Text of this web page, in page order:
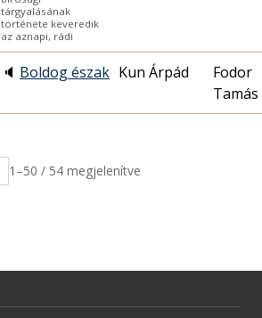
tárgyalásának
története keveredik
az aznapi, rádi
🔈 Boldog észak Kun Árpád
Fodor
Tamás
1–50 / 54 megjelenítve